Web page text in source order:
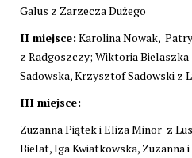
Galus z Zarzecza Dużego
II miejsce: Karolina Nowak,
z Radgoszczy; Wiktoria
Sadowska, Krzysztof Sadowski z
III miejsce:
Zuzanna Piątek i Eliza Minor z
Bielat, Iga Kwiatkowska, Zuzanna